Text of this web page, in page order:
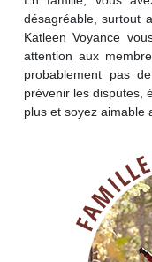
désagréable, surtout
Katleen Voyance
attention aux
probablement pas
prévenir les disputes,
plus et soyez aimable